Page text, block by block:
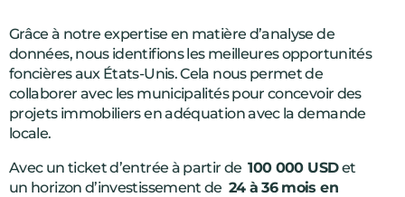
Grâce à notre expertise en matière d’analyse de
données, nous identifions les meilleures opportunités
foncières aux États-Unis. Cela nous permet de
collaborer avec les municipalités pour concevoir des
projets immobiliers en adéquation avec la demande
locale.
Avec un ticket d’entrée à partir de100 000 USDet
un horizon d’investissement de 24 à 36 mois en